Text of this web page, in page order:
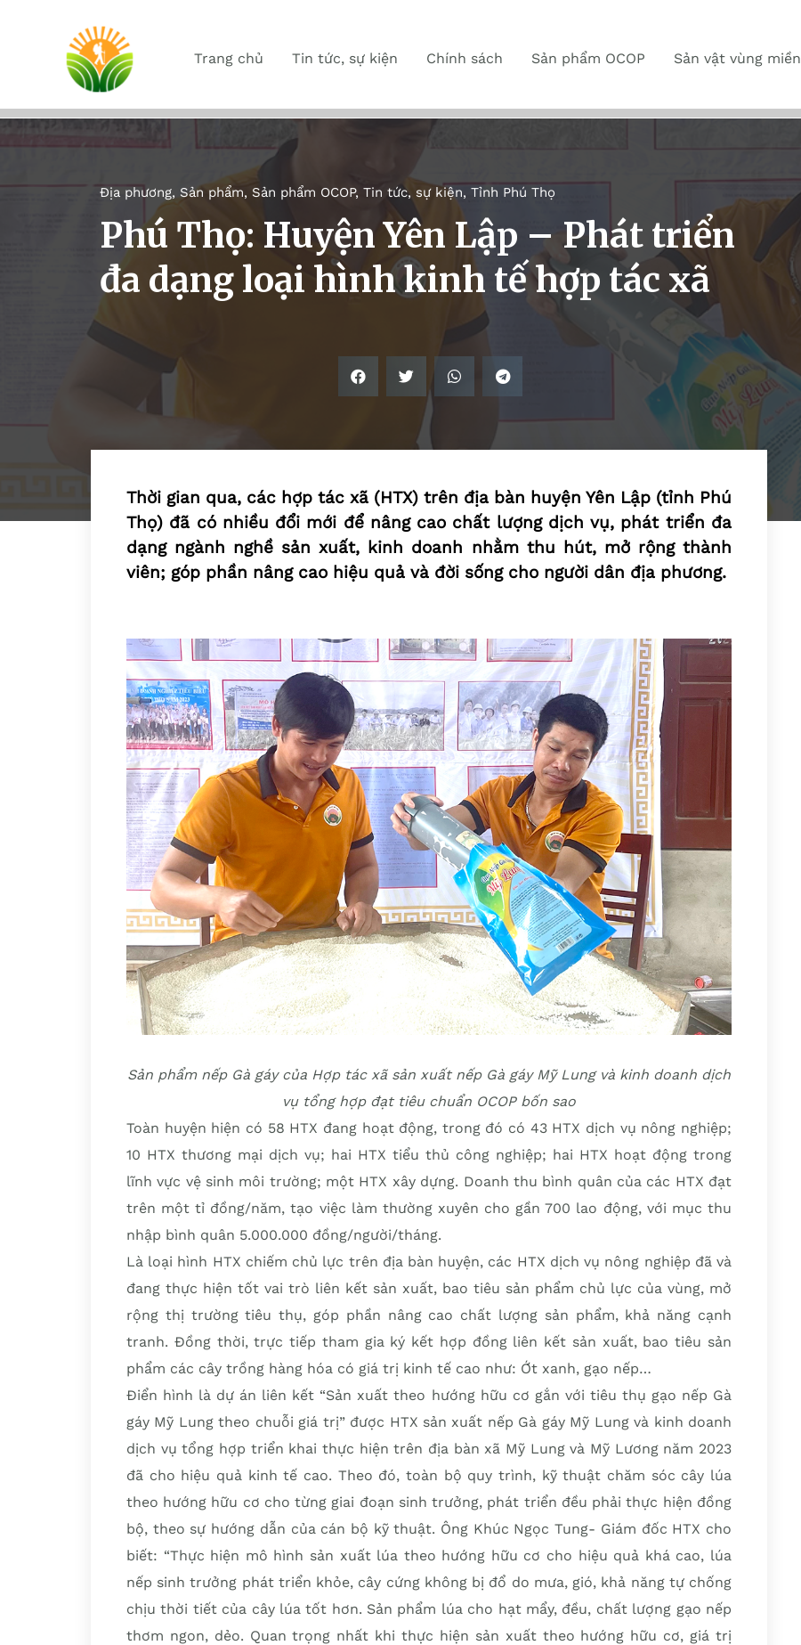
Trang chủ Tin tức, sự kiện Chính sách Sản phẩm OCOP Sản vật vùng miền
Địa phương, Sản phẩm, Sản phẩm OCOP, Tin tức, sự kiện, Tỉnh Phú Thọ
Phú Thọ: Huyện Yên Lập – Phát triển
đa dạng loại hình kinh tế hợp tác xã
Thời gian qua, các hợp tác xã (HTX) trên địa bàn huyện Yên Lập (tỉnh Phú
Thọ) đã có nhiều đổi mới để nâng cao chất lượng dịch vụ, phát triển đa
dạng ngành nghề sản xuất, kinh doanh nhằm thu hút, mở rộng thành
viên; góp phần nâng cao hiệu quả và đời sống cho người dân địa phương.
Sản phẩm nếp Gà gáy của Hợp tác xã sản xuất nếp Gà gáy Mỹ Lung và kinh doanh dịch
vụ tổng hợp đạt tiêu chuẩn OCOP bốn sao
Toàn huyện hiện có 58 HTX đang hoạt động, trong đó có 43 HTX dịch vụ nông nghiệp;
10 HTX thương mại dịch vụ; hai HTX tiểu thủ công nghiệp; hai HTX hoạt động trong
lĩnh vực vệ sinh môi trường; một HTX xây dựng. Doanh thu bình quân của các HTX đạt
trên một tỉ đồng/năm, tạo việc làm thường xuyên cho gần 700 lao động, với mục thu
nhập bình quân 5.000.000 đồng/người/tháng.
Là loại hình HTX chiếm chủ lực trên địa bàn huyện, các HTX dịch vụ nông nghiệp đã và
đang thực hiện tốt vai trò liên kết sản xuất, bao tiêu sản phẩm chủ lực của vùng, mở
rộng thị trường tiêu thụ, góp phần nâng cao chất lượng sản phẩm, khả năng cạnh
tranh. Đồng thời, trực tiếp tham gia ký kết hợp đồng liên kết sản xuất, bao tiêu sản
phẩm các cây trồng hàng hóa có giá trị kinh tế cao như: Ớt xanh, gạo nếp…
Điển hình là dự án liên kết “Sản xuất theo hướng hữu cơ gắn với tiêu thụ gạo nếp Gà
gáy Mỹ Lung theo chuỗi giá trị” được HTX sản xuất nếp Gà gáy Mỹ Lung và kinh doanh
dịch vụ tổng hợp triển khai thực hiện trên địa bàn xã Mỹ Lung và Mỹ Lương năm 2023
đã cho hiệu quả kinh tế cao. Theo đó, toàn bộ quy trình, kỹ thuật chăm sóc cây lúa
theo hướng hữu cơ cho từng giai đoạn sinh trưởng, phát triển đều phải thực hiện đồng
bộ, theo sự hướng dẫn của cán bộ kỹ thuật. Ông Khúc Ngọc Tung- Giám đốc HTX cho
biết: “Thực hiện mô hình sản xuất lúa theo hướng hữu cơ cho hiệu quả khá cao, lúa
nếp sinh trưởng phát triển khỏe, cây cứng không bị đổ do mưa, gió, khả năng tự chống
chịu thời tiết của cây lúa tốt hơn. Sản phẩm lúa cho hạt mẩy, đều, chất lượng gạo nếp
thơm ngon, dẻo. Quan trọng nhất khi thực hiện sản xuất theo hướng hữu cơ, giá trị